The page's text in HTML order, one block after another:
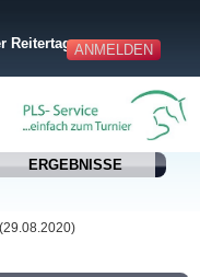
ANMELDEN
Reitertage
ERGEBNISSE